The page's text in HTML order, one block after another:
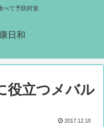
べて予防対策
日和
役立つメバル
2017.12.10